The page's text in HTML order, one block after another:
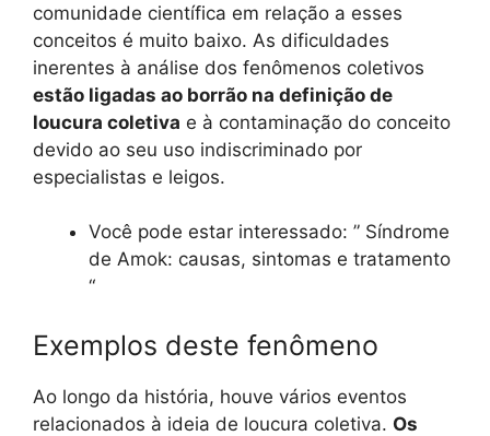
comunidade científica em relação a esses
conceitos é muito baixo. As dificuldades
inerentes à análise dos fenômenos coletivos
estão ligadas ao borrão na definição de
loucura coletiva e à contaminação do conceito
devido ao seu uso indiscriminado por
especialistas e leigos.
Você pode estar interessado: ” Síndrome
de Amok: causas, sintomas e tratamento
“
Exemplos deste fenômeno
Ao longo da história, houve vários eventos
relacionados à ideia de loucura coletiva. Os